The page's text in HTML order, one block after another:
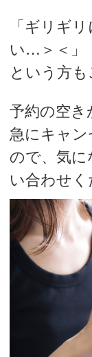
「ギリギ
い…＞＜」
という方
予約の空き
急にキャン
ので、 気に
い合わせ